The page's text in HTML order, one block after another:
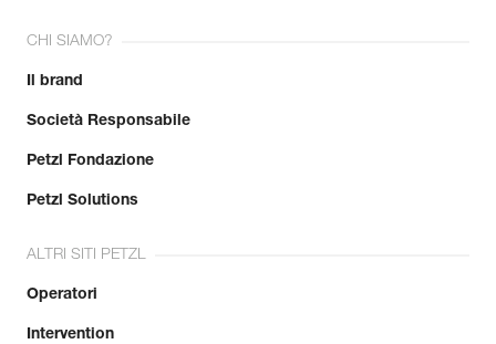
CHI SIAMO?
Il brand
Società Responsabile
Petzl Fondazione
Petzl Solutions
ALTRI SITI PETZL
Operatori
Intervention